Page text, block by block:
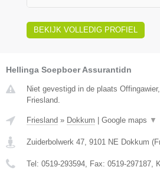
BEKIJK VOLLEDIG PROFIEL
Hellinga Soepboer Assurantidn
Niet gevestigd in de plaats
Friesland.
Friesland » Dokkum | Google maps ▼
Zuiderbolwerk 47 9101 NE Dokkum (
Tel: 0519-293594 , Fax: 0519-297187 ,